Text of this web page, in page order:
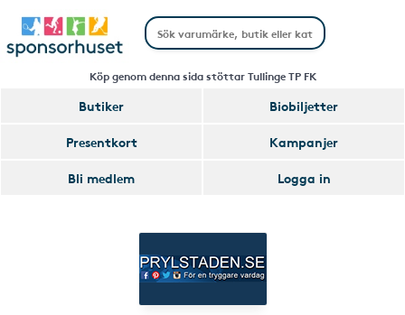
Köp genom denna sida stöttar Tullinge TP FK
Butiker
Biobiljetter
Presentkort
Kampanjer
Bli medlem
Logga in